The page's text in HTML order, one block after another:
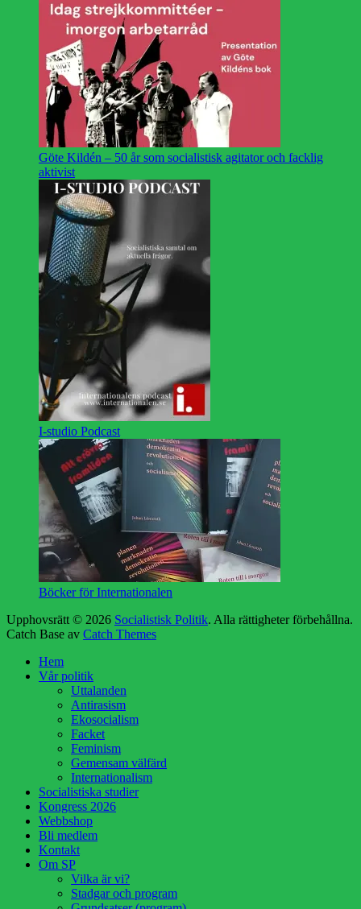
Göte Kildén – 50 år som socialistisk agitator och facklig
aktivist
I-studio Podcast
Böcker för Internationalen
Upphovsrätt © 2026 Socialistisk Politik. Alla rättigheter förbehållna.
Catch Base av Catch Themes
Hem
Vår politik
Uttalanden
Antirasism
Ekosocialism
Facket
Feminism
Gemensam välfärd
Internationalism
Socialistiska studier
Kongress 2026
Webbshop
Bli medlem
Kontakt
Om SP
Vilka är vi?
Stadgar och program